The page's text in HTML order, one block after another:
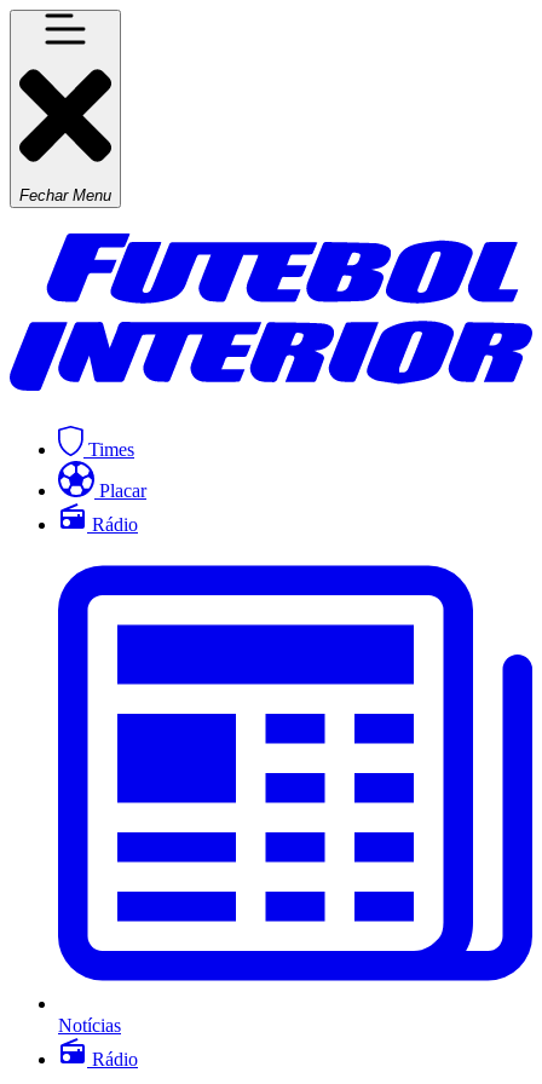
Fechar Menu
Times
Placar
Rádio
Notícias
Rádio